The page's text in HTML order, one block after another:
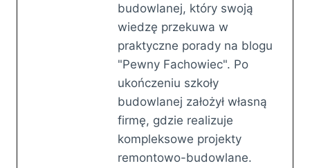
budowlanej, który swoją
wiedzę przekuwa w
praktyczne porady na blogu
"Pewny Fachowiec". Po
ukończeniu szkoły
budowlanej założył własną
firmę, gdzie realizuje
kompleksowe projekty
remontowo-budowlane.